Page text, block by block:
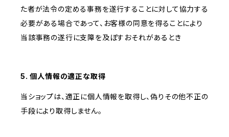
た者が法令の定める事務を遂行することに対して協力する
必要がある場合であって、お客様の同意を得ることにより
当該事務の遂行に支障を及ぼすおそれがあるとき
5. 個人情報の適正な取得
当ショップは、適正に個人情報を取得し、偽りその他不正の
手段により取得しません。